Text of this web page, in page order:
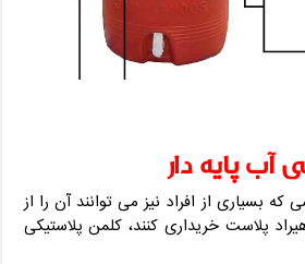
پایه دار
بسیاری از افراد نیز می توانند آن را از
پلاست خریداری کنند، کلمن پلاستیکی